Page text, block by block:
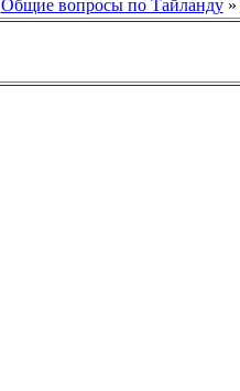
Общие вопросы по Тайланду»